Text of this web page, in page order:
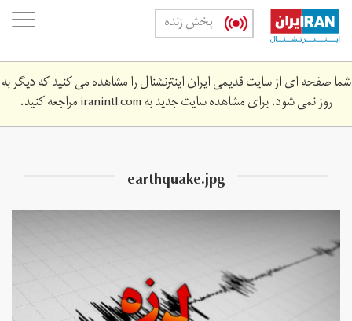
Skip
main
content
پخش زنده
شما صفحه ای از سایت قدیمی ایران اینترنشنال را مشاهده می کنید که دیگر به
روز نمی شود. برای مشاهده سایت جدید بهiranintl.comمراجعه کنید.
earthquake.jpg